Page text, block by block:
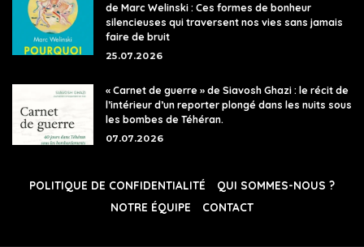
de Marc Welinski : Ces formes de bonheur
silencieuses qui traversent nos vies sans jamais
faire de bruit
25.07.2026
« Carnet de guerre » de Siavosh Ghazi : le récit de
l’intérieur d’un reporter plongé dans les nuits sous
les bombes de Téhéran.
07.07.2026
POLITIQUE DE CONFIDENTIALITÉ
QUI SOMMES-NOUS ?
NOTRE ÉQUIPE
CONTACT